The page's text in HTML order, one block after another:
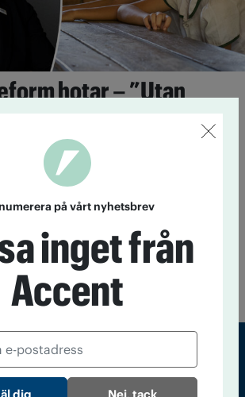
hotar – ”Utan
tystnar demokratin”
Civs generalsekreterare är orolig över
biståndsmedel förs över till
"Om vi vill värna demokratiska värderingar
om biståndet."
tidning om droger och nykterhet
på vårt nyhetsbrev
inget från
Accent